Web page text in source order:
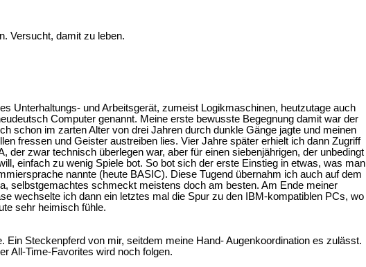
Versucht, damit zu leben.
Unterhaltungs- und Arbeitsgerät, zumeist Logikmaschinen, heutzutage auch
Computer genannt. Meine erste bewusste Begegnung damit war der
schon im zarten Alter von drei Jahren durch dunkle Gänge jagte und meinen
fressen und Geister austreiben lies. Vier Jahre später erhielt ich dann Zugriff
der zwar technisch überlegen war, aber für einen siebenjährigen, der unbedingt
einfach zu wenig Spiele bot. So bot sich der erste Einstieg in etwas, was man
nannte (heute BASIC). Diese Tugend übernahm ich auch auf dem
selbstgemachtes schmeckt meistens doch am besten. Am Ende meiner
wechselte ich dann ein letztes mal die Spur zu den IBM-kompatiblen PCs, wo
sehr heimisch fühle.
Ein Steckenpferd von mir, seitdem meine Hand- Augenkoordination es zulässt.
All-Time-Favorites wird noch folgen.